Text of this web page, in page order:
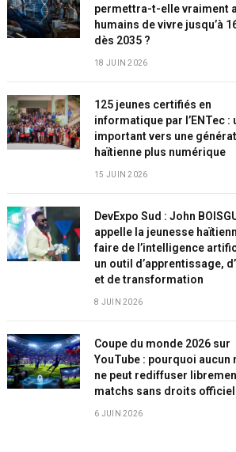
permettra-t-elle vraiment
humains de vivre jusqu’à
dès 2035 ?
18 JUIN 2026
125 jeunes certifiés en
informatique par l’ENTec :
important vers une
haïtienne plus numérique
15 JUIN 2026
DevExpo Sud : John
appelle la jeunesse
faire de l’intelligence
un outil d’apprentissage,
et de transformation
8 JUIN 2026
Coupe du monde 2026 sur
YouTube : pourquoi aucun
ne peut rediffuser
matchs sans droits
6 JUIN 2026